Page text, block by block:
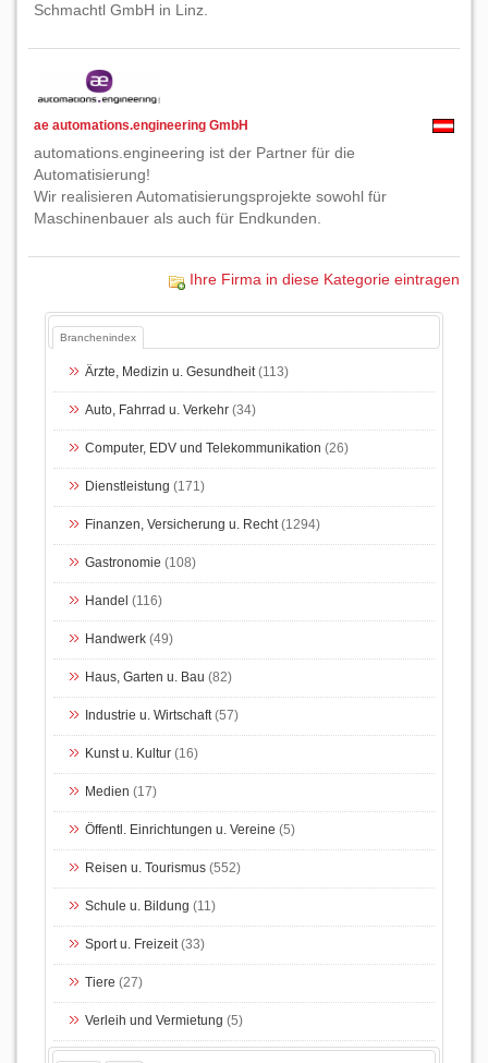
Schmachtl GmbH in Linz.
ae automations.engineering GmbH
automations.engineering ist der Partner für die
Automatisierung!
Wir realisieren Automatisierungsprojekte sowohl für
Maschinenbauer als auch für Endkunden.
Ihre Firma in diese Kategorie eintragen
Branchenindex
Ärzte, Medizin u. Gesundheit(113)
Auto, Fahrrad u. Verkehr (34)
Computer, EDV und Telekommunikation (26)
Dienstleistung (171)
Finanzen, Versicherung u. Recht(1294)
Gastronomie (108)
Handel (116)
Handwerk (49)
Haus, Garten u. Bau (82)
Industrie u. Wirtschaft(57)
Kunst u. Kultur (16)
Medien (17)
Öffentl. Einrichtungen u. Vereine (5)
Reisen u. Tourismus (552)
Schule u. Bildung (11)
Sport u. Freizeit(33)
Tiere (27)
Verleih und Vermietung (5)